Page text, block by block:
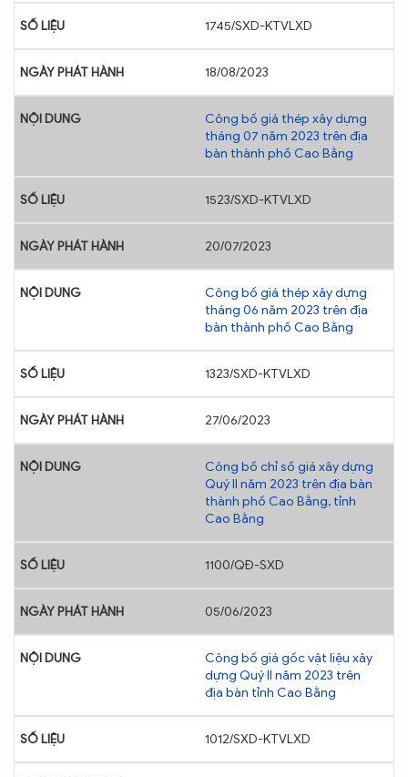
1745/SXD-KTVLXD
18/08/2023
Công bố giá thép xây dựng
tháng 07 năm 2023 trên địa
bàn thành phố Cao Bằng
1523/SXD-KTVLXD
20/07/2023
Công bố giá thép xây dựng
tháng 06 năm 2023 trên địa
bàn thành phố Cao Bằng
1323/SXD-KTVLXD
27/06/2023
Công bố chỉ số giá xây dựng
Quý II năm 2023 trên địa bàn
thành phố Cao Bằng, tỉnh
Cao Bằng
1100/QĐ-SXD
05/06/2023
Công bố giá gốc vật liệu xây
dựng Quý II năm 2023 trên
địa bàn tỉnh Cao Bằng
1012/SXD-KTVLXD